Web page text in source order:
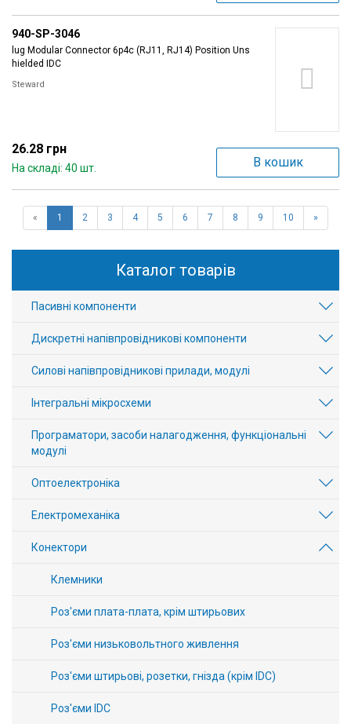
940-SP-3046
lug Modular Connector 6p4c (RJ11, RJ14) Position Uns
hielded IDC
Steward
26.28 грн
На складі: 40 шт. В кошик
« 1 2 3 4 5 6 7 8 9 10 »
Каталог товарів
Пасивні компоненти
Дискретні напівпровідникові компоненти
Силові напівпровідникові прилади, модулі
Інтегральні мікросхеми
Програматори, засоби налагодження, функціональні
модулі
Оптоелектроніка
Електромеханіка
Конектори
Клемники
Роз'єми плата-плата, крім штирьових
Роз'єми низьковольтного живлення
Роз'єми штирьові, розетки, гнізда (крім IDC)
Роз'єми IDC